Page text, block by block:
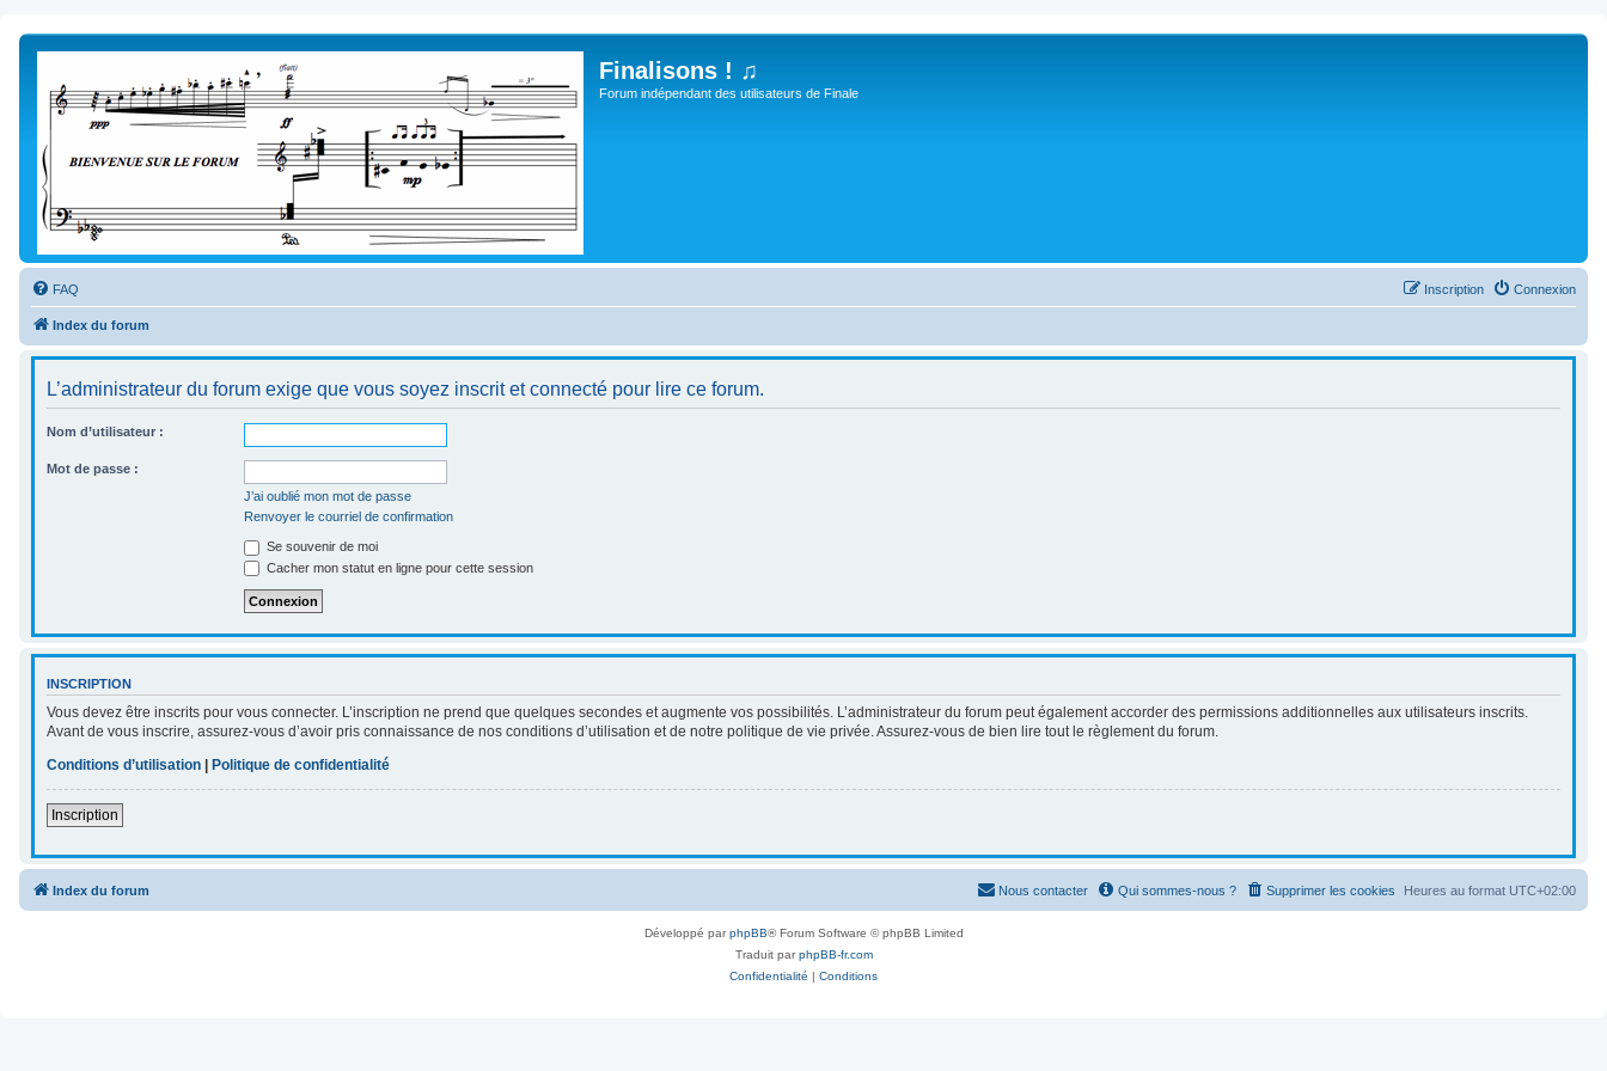
Finalisons ! ♫
Forum indépendant des utilisateurs de Finale
FAQ Connexion
Inscription
Index du forum
L’administrateur du forum exige que vous soyez inscrit et connecté pour lire ce forum.
Nom d’utilisateur :
Mot de passe :
J’ai oublié mon mot de passe
Renvoyer le courriel de confirmation
Se souvenir de moi
Cacher mon statut en ligne pour cette session
INSCRIPTION
Vous devez être inscrits pour vous connecter. L’inscription ne prend que quelques secondes et augmente vos possibilités. L’administrateur du forum peut également accorder des permissions additionnelles aux utilisateurs inscrits.
Avant de vous inscrire, assurez-vous d’avoir pris connaissance de nos conditions d’utilisation et de notre politique de vie privée. Assurez-vous de bien lire tout le règlement du forum.
Conditions d’utilisation | Politique de confidentialité
Inscription
Index du forum Heures au format UTC+02:00
Supprimer les cookies
Qui sommes-nous ?
Nous contacter
Développé parphpBB® Forum Software © phpBB Limited
Traduit parphpBB-fr.com
Confidentialité | Conditions